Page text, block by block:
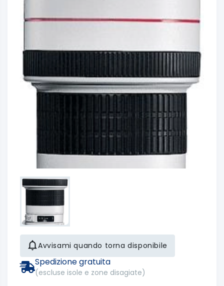
Avvisami quando torna disponibile
Spedizione gratuita
(escluse isole e zone disagiate)